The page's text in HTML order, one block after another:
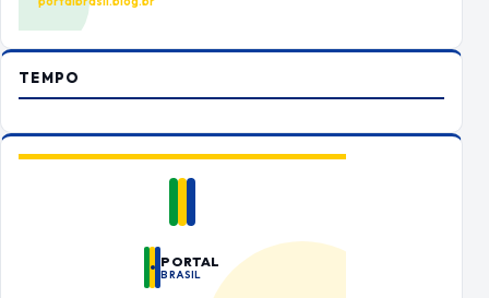
TEMPO
PORTAL
BRASIL